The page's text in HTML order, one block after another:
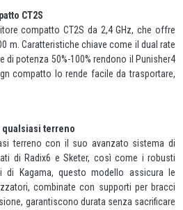
CT2S
compatto CT2S da 2,4 GHz, che offre
m. Caratteristiche chiave come il dual rate
potenza 50%-100% rendono il Punisher4
compatto lo rende facile da trasportare,
terreno
terreno con il suo avanzato sistema di
di Radix6 e Sketer, così come i robusti
Kagama, questo modello assicura le
combinate con supporti per bracci
garantiscono durata senza sacrificare